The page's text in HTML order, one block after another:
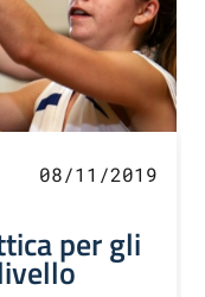
08/11/2019
per gli